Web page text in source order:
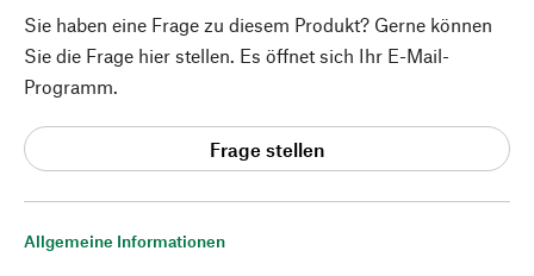
Allgemeine Informationen
Sie haben eine Frage zu diesem Produkt? Gerne können
Sie die Frage hier stellen. Es öffnet sich Ihr E-Mail-
Programm.
Frage stellen